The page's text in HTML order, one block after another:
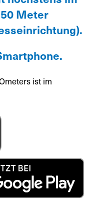
Meter
ist im